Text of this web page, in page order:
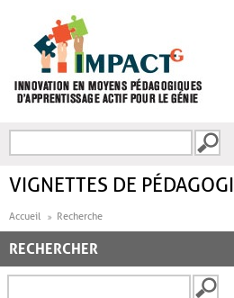
FORMULAIRE DE
VIGNETTES DE
Accueil Recherche
RECHERCHER